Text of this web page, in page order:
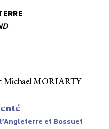
Michael MORIARTY
et Bossuet